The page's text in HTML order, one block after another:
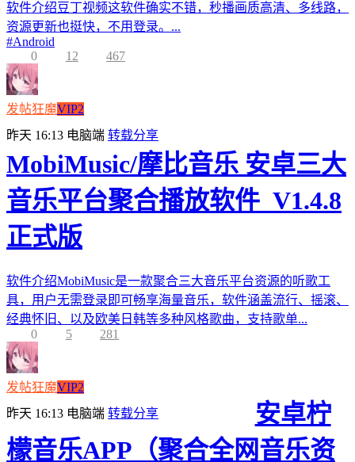
软件介绍豆丁视频这软件确实不错，秒播画质高清、多线路，
资源更新也挺快，不用登录。...
#Android
0
12 467
发帖狂魔VIP2
昨天 16:13 电脑端 转载分享
MobiMusic/摩比音乐 安卓三大
音乐平台聚合播放软件_V1.4.8
正式版
软件介绍MobiMusic是一款聚合三大音乐平台资源的听歌工
具，用户无需登录即可畅享海量音乐，软件涵盖流行、摇滚、
经典怀旧、以及欧美日韩等多种风格歌曲，支持歌单...
0
5 281
发帖狂魔VIP2
昨天 16:13 电脑端 转载分享
安卓柠
檬音乐APP（聚合全网音乐资